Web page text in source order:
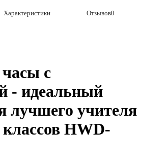
Характеристики Отзывов0
с
- идеальный
лучшего учителя
HWD-